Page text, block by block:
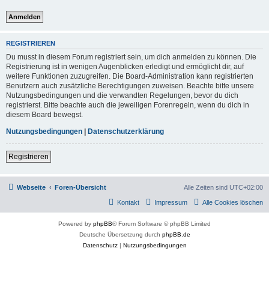
REGISTRIEREN
Du musst in diesem Forum registriert sein, um dich anmelden zu können. Die
Registrierung ist in wenigen Augenblicken erledigt und ermöglicht dir, auf
weitere Funktionen zuzugreifen. Die Board-Administration kann registrierten
Benutzern auch zusätzliche Berechtigungen zuweisen. Beachte bitte unsere
Nutzungsbedingungen und die verwandten Regelungen, bevor du dich
registrierst. Bitte beachte auch die jeweiligen Forenregeln, wenn du dich in
diesem Board bewegst.
Nutzungsbedingungen
Datenschutzerklärung
Registrieren
Webseite Foren-Übersicht Alle Zeiten sind UTC+02:00
Alle Cookies löschen
Impressum
Kontakt
Powered by phpBB® Forum Software © phpBB Limited
Deutsche Übersetzung durch phpBB.de
Datenschutz| Nutzungsbedingungen